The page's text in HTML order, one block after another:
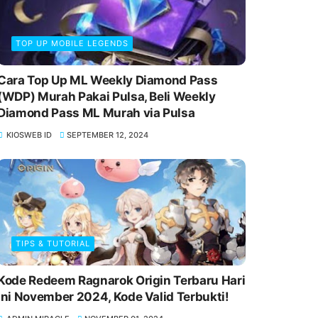
TOP UP MOBILE LEGENDS
Top Up ML Weekly Diamond Pass
Murah Pakai Pulsa, Beli Weekly
Pass ML Murah via Pulsa
KIOSWEB ID SEPTEMBER 12, 2024
TIPS & TUTORIAL
Redeem Ragnarok Origin Terbaru Hari
November 2024, Kode Valid Terbukti!